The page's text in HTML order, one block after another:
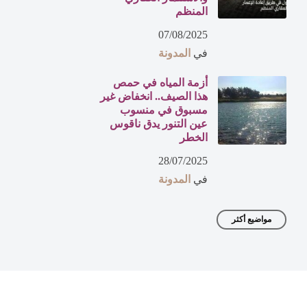
المنظم
07/08/2025
في المدونة
أزمة المياه في حمص
هذا الصيف.. انخفاض غير
مسبوق في منسوب
عين التنور يدق ناقوس
الخطر
28/07/2025
في المدونة
مواضيع أكثر